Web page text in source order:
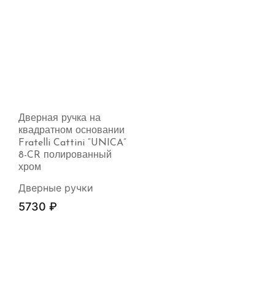
Дверная ручка на
квадратном основании
Fratelli Cattini “UNICA”
8-CR полированный
хром
Дверные ручки
5730 ₽